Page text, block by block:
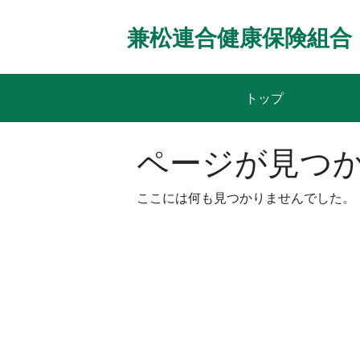
兼松連合健康保険組合
トップ
ページが見つ
ここには何も見つかりませんでした。